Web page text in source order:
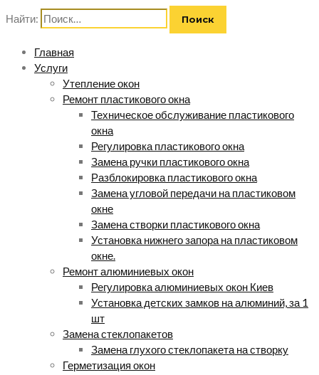
Найти:
Главная
Услуги
Утепление окон
Ремонт пластикового окна
Техническое обслуживание пластикового
окна
Регулировка пластикового окна
Замена ручки пластикового окна
Разблокировка пластикового окна
Замена угловой передачи на пластиковом
окне
Замена створки пластикового окна
Установка нижнего запора на пластиковом
окне.
Ремонт алюминиевых окон
Регулировка алюминиевых окон Киев
Установка детских замков на алюминий, за 1
шт
Замена стеклопакетов
Замена глухого стеклопакета на створку
Герметизация окон